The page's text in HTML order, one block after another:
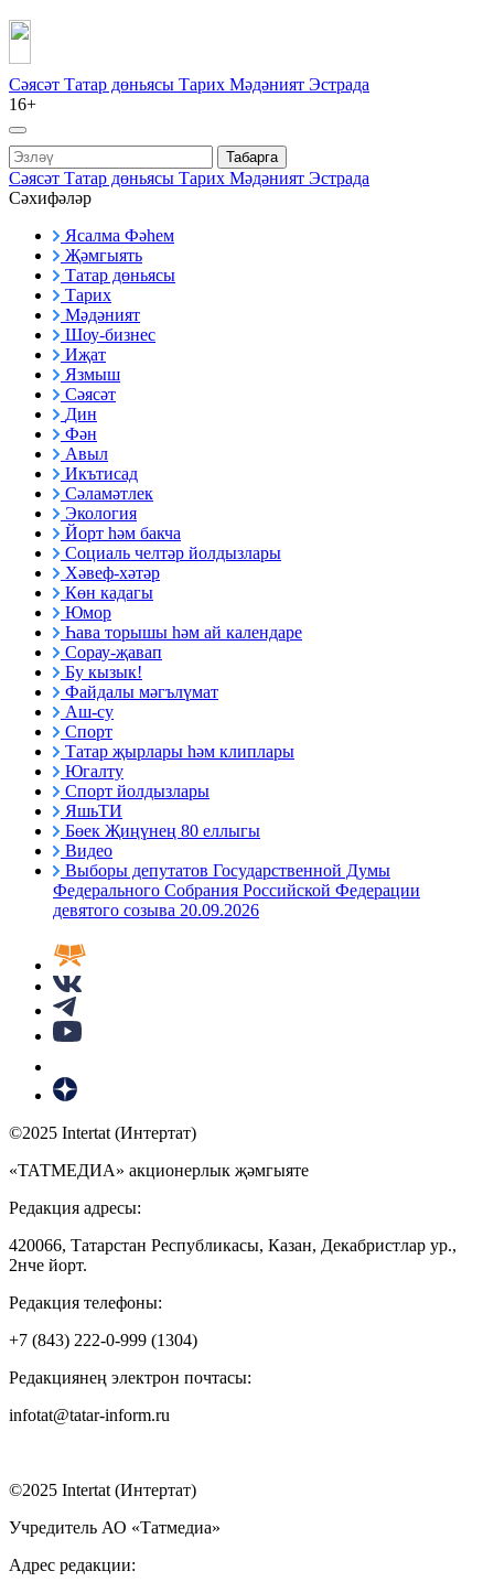
Сәясәт Татар дөньясы Тарих Мәдәният Эстрада
16+
Табарга
Сәясәт Татар дөньясы Тарих Мәдәният Эстрада
Сәхифәләр
Ясалма Фәһем
Җәмгыять
Татар дөньясы
Тарих
Мәдәният
Шоу-бизнес
Иҗат
Язмыш
Сәясәт
Дин
Фән
Авыл
Икътисад
Сәламәтлек
Экология
Йорт һәм бакча
Социаль челтәр йолдызлары
Хәвеф-хәтәр
Көн кадагы
Юмор
Һава торышы һәм ай календаре
Сорау-җавап
Бу кызык!
Файдалы мәгълүмат
Аш-су
Спорт
Татар җырлары һәм клиплары
Югалту
Спорт йолдызлары
ЯшьТИ
Бөек Җиңүнең 80 еллыгы
Видео
Выборы депутатов Государственной Думы
Федерального Собрания Российской Федерации
девятого созыва 20.09.2026
©2025 Intertat (Интертат)
«ТАТМЕДИА» акционерлык җәмгыяте
Редакция адресы:
420066, Татарстан Республикасы, Казан, Декабристлар ур.,
2нче йорт.
Редакция телефоны:
+7 (843) 222-0-999 (1304)
Редакциянең электрон почтасы:
infotat@tatar-inform.ru
©2025 Intertat (Интертат)
Учредитель АО «Татмедиа»
Адрес редакции: